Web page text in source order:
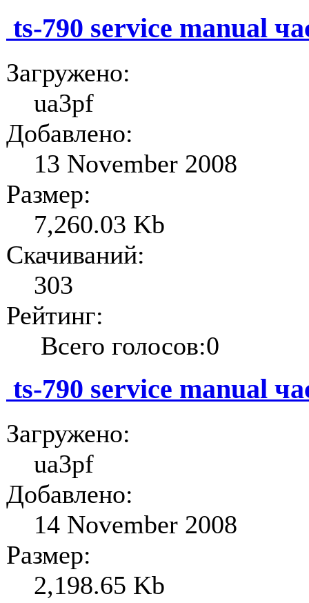
ts-790 service manual
Загружено:
ua3pf
Добавлено:
13 November 2008
Размер:
7,260.03 Kb
Скачиваний:
303
Рейтинг:
Всего голосов:0
ts-790 service manual
Загружено:
ua3pf
Добавлено:
14 November 2008
Размер:
2,198.65 Kb